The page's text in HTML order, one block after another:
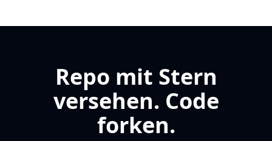
Repo mit Stern
versehen. Code
forken.